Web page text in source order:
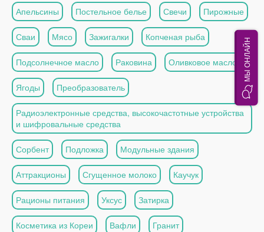
Апельсины Постельное белье Свечи Пирожные
Сваи Мясо Зажигалки Копченая рыба
Подсолнечное масло Раковина Оливковое масло
Ягоды Преобразователь
Радиоэлектронные средства, высокочастотные устройства
и шифровальные средства
Сорбент Подложка Модульные здания
Аттракционы Сгущенное молоко Каучук
Рационы питания Уксус Затирка
Косметика из Кореи Вафли Гранит
МЫ ОНЛАЙН